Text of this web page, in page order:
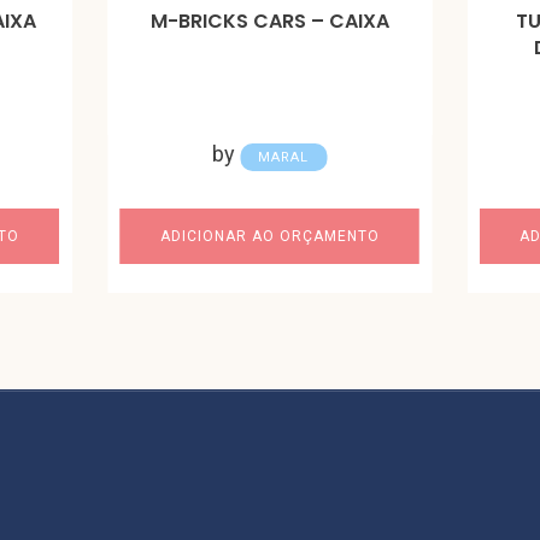
M-BRICKS CARS – CAIXA
by MARAL
ADICIONAR AO ORÇAMENTO